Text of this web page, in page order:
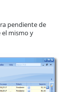
pendiente de
mismo y